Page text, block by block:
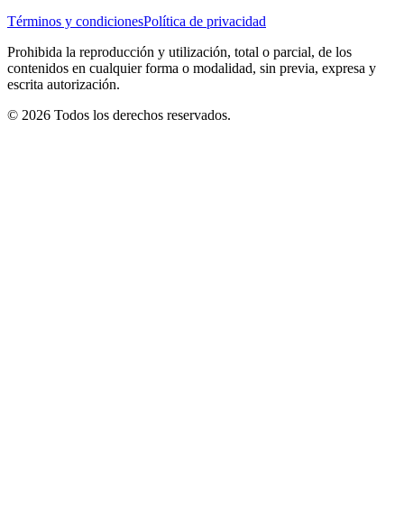
Términos y condicionesPolítica de privacidad
Prohibida la reproducción y utilización, total o parcial, de los
contenidos en cualquier forma o modalidad, sin previa, expresa y
escrita autorización.
© 2026 Todos los derechos reservados.